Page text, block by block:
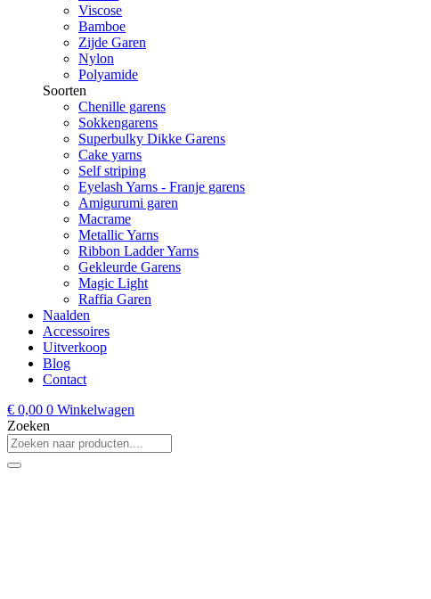
Viscose
Bamboe
Zijde Garen
Nylon
Polyamide
Soorten
Chenille garens
Sokkengarens
Superbulky Dikke Garens
Cake yarns
Self striping
Eyelash Yarns - Franje garens
Amigurumi garen
Macrame
Metallic Yarns
Ribbon Ladder Yarns
Gekleurde Garens
Magic Light
Raffia Garen
Naalden
Accessoires
Uitverkoop
Blog
Contact
€ 0,00 0 Winkelwagen
Zoeken